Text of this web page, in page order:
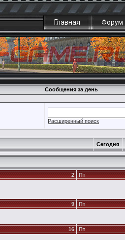
Главная Форум
Сообщения за день
Расширенный поиск
Сегодня
2 Пт
9 Пт
16 Пт